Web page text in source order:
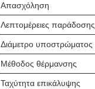
Απασχόληση
Λεπτομέρειες παράδοσης
Διάμετρο υποστρώματος
Μέθοδος θέρμανσης
Ταχύτητα επικάλυψης